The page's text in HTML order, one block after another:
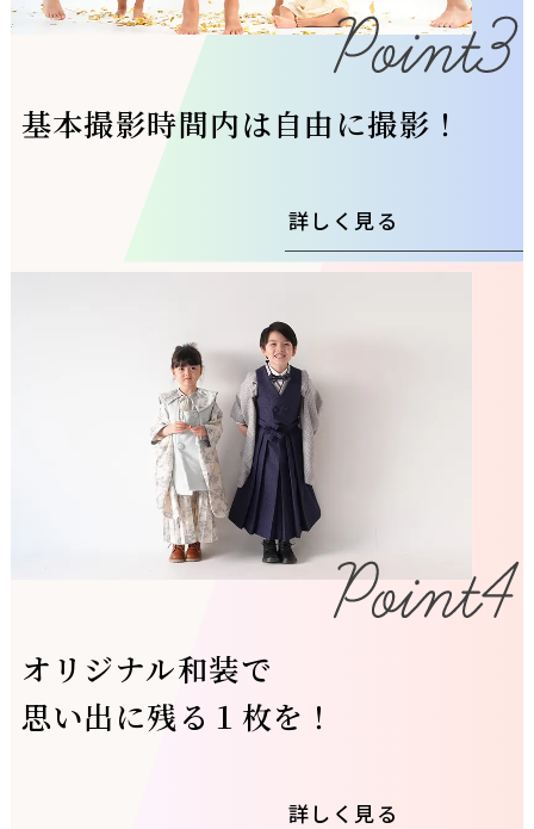
基本撮影時間内は自由に撮影！
詳しく見る
オリジナル和装で
思い出に残る１枚を！
詳しく見る